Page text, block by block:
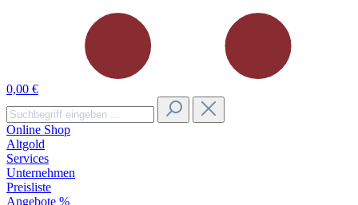
0,00 €
Online Shop
Altgold
Services
Unternehmen
Preisliste
Angebote %